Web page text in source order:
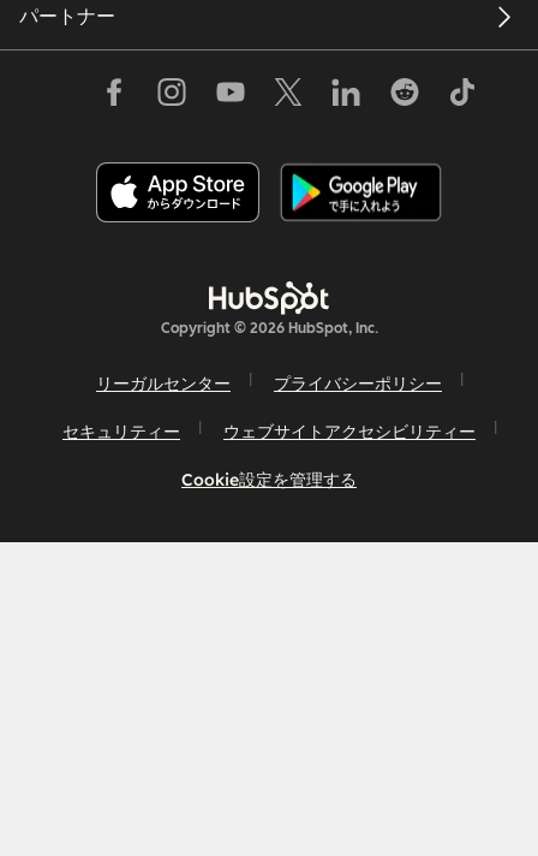
パートナー
Copyright © 2026 HubSpot, Inc.
リーガルセンター プライバシーポリシー
セキュリティー ウェブサイトアクセシビリティー
Cookie設定を管理する